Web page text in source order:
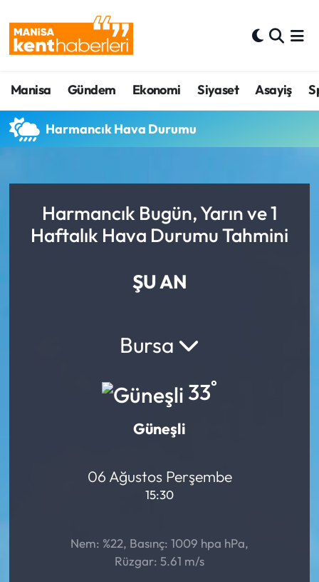
Manisa Gündem Ekonomi Siyaset Asayiş
Harmancık Hava Durumu
Harmancık Bugün, Yarın ve 1
Haftalık Hava Durumu Tahmini
ŞU AN
Bursa
33°
Güneşli
06 Ağustos Perşembe
15:30
Nem: %22, Basınç: 1009 hpa hPa,
Rüzgar: 5.61 m/s
Ahmetli Hava Durumu
Ahmetli Trafik Yoğunluk Haritası
Süper Lig Puan Durumu ve Fikstür
Haber Arşivi